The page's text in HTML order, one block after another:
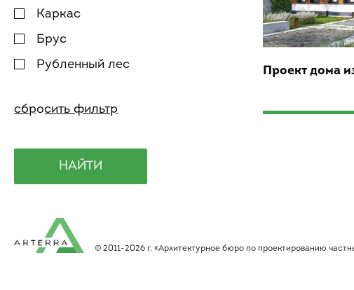
Каркас
Брус
Рубленный лес
Проект дома
© 2011-2026 г. «Архитектурное бюро по проектированию